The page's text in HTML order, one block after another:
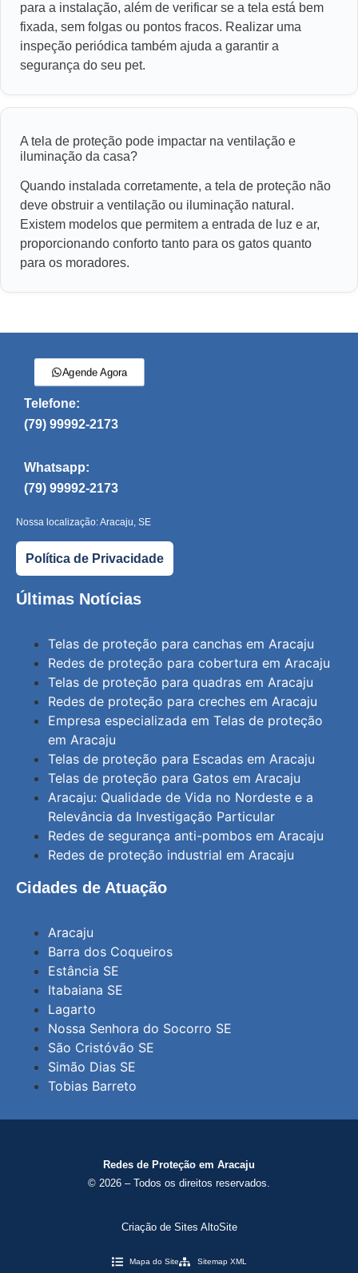
para a instalação, além de verificar se a tela está bem
fixada, sem folgas ou pontos fracos. Realizar uma
inspeção periódica também ajuda a garantir a
segurança do seu pet.
A tela de proteção pode impactar na ventilação e
iluminação da casa?
Quando instalada corretamente, a tela de proteção não
deve obstruir a ventilação ou iluminação natural.
Existem modelos que permitem a entrada de luz e ar,
proporcionando conforto tanto para os gatos quanto
para os moradores.
Agende Agora
Telefone:
(79) 99992-2173
Whatsapp:
(79) 99992-2173
Nossa localização: Aracaju, SE
Política de Privacidade
Últimas Notícias
Telas de proteção para canchas em Aracaju
Redes de proteção para cobertura em Aracaju
Telas de proteção para quadras em Aracaju
Redes de proteção para creches em Aracaju
Empresa especializada em Telas de proteção
em Aracaju
Telas de proteção para Escadas em Aracaju
Telas de proteção para Gatos em Aracaju
Aracaju: Qualidade de Vida no Nordeste e a
Relevância da Investigação Particular
Redes de segurança anti-pombos em Aracaju
Redes de proteção industrial em Aracaju
Cidades de Atuação
Aracaju
Barra dos Coqueiros
Estância SE
Itabaiana SE
Lagarto
Nossa Senhora do Socorro SE
São Cristóvão SE
Simão Dias SE
Tobias Barreto
Redes de Proteção em Aracaju
© 2026 – Todos os direitos reservados.
Criação de Sites AltoSite
Mapa do Site Sitemap XML